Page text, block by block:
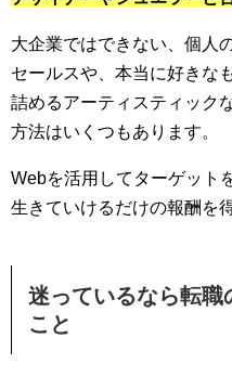
大企業ではできない、個人
セールスや、本当に好きな
詰めるアーティスティック
方法はいくつもあります。
Webを活用してターゲット
生きていけるだけの報酬を
迷っているなら転職
こと